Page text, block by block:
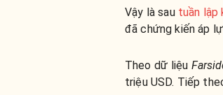
Vậy là sau tuần lập
đã chứng kiến áp
Theo dữ liệu
triệu USD. Tiếp